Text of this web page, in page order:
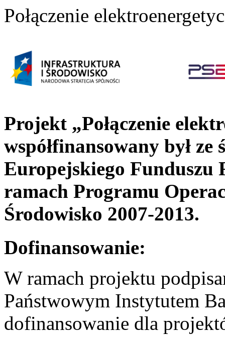
Połączenie
Projekt „Połączenie
współfinansowany był
Europejskiego Funduszu
ramach Programu
Środowisko 2007-2013.
Dofinansowanie:
W ramach projektu
Państwowym Instytutem
dofinansowanie dla